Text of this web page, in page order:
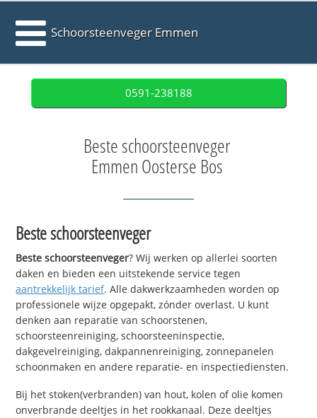
Schoorsteenveger Emmen
0591-238188
Beste schoorsteenveger
Emmen Oosterse Bos
Beste schoorsteenveger
Beste schoorsteenveger? Wij werken op allerlei soorten
daken en bieden een uitstekende service tegen
aantrekkelijk tarief. Alle dakwerkzaamheden worden op
professionele wijze opgepakt, zónder overlast. U kunt
denken aan reparatie van schoorstenen,
schoorsteenreiniging, schoorsteeninspectie,
dakgevelreiniging, dakpannenreiniging, zonnepanelen
schoonmaken en andere reparatie- en inspectiediensten.
Bij het stoken(verbranden) van hout, kolen of olie komen
onverbrande deeltjes in het rookkanaal. Deze deeltjes